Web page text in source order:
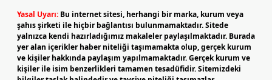
Yasal Uyarı: Bu internet sitesi, herhangi bir marka, kurum veya
şahıs şirketi ile hiçbir bağlantısı bulunmamaktadır. Sitede
yalnızca kendi hazırladığımız makaleler paylaşılmaktadır. Burada
yer alan içerikler haber niteliği taşımamakta olup, gerçek kurum
ve kişiler hakkında paylaşım yapılmamaktadır. Gerçek kurum ve
kişiler ile isim benzerlikleri tamamen tesadüfidir. Sitemizdeki